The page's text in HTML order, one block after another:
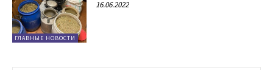
ГЛАВНЫЕ НОВОСТИ
16.06.2022